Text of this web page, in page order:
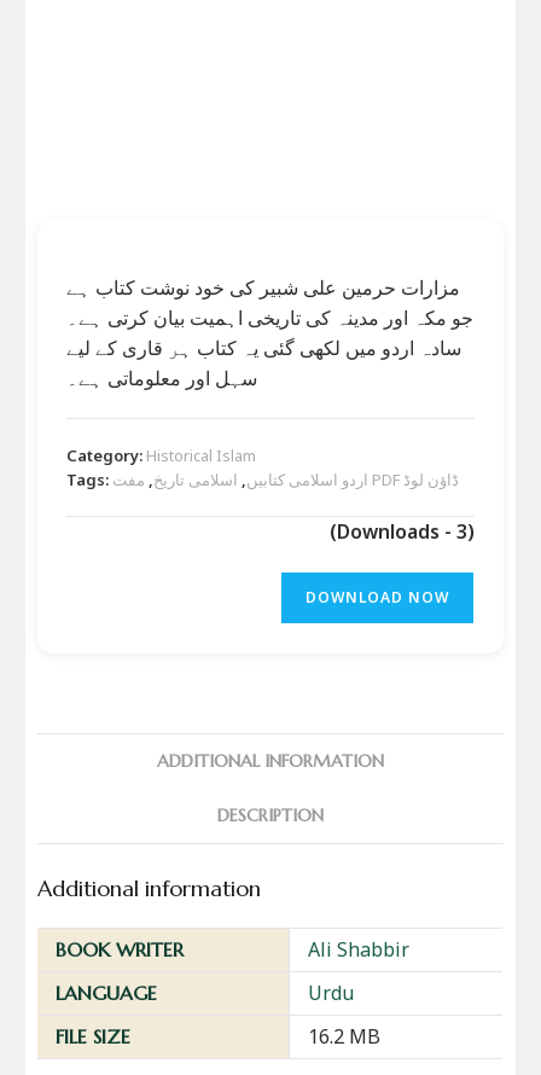
مزارات حرمین علی شبیر کی خود نوشت کتاب ہے
جو مکہ اور مدینہ کی تاریخی اہمیت بیان کرتی ہے۔
سادہ اردو میں لکھی گئی یہ کتاب ہر قاری کے لیے
سہل اور معلوماتی ہے۔
Category: Historical Islam
Tags:
اردو اسلامی کتابیں, اسلامی تاریخ, مفت PDF ڈاؤن لوڈ
(Downloads - 3)
DOWNLOAD NOW
ADDITIONAL INFORMATION
DESCRIPTION
Additional information
BOOK WRITER Ali Shabbir
LANGUAGE Urdu
FILE SIZE 16.2 MB